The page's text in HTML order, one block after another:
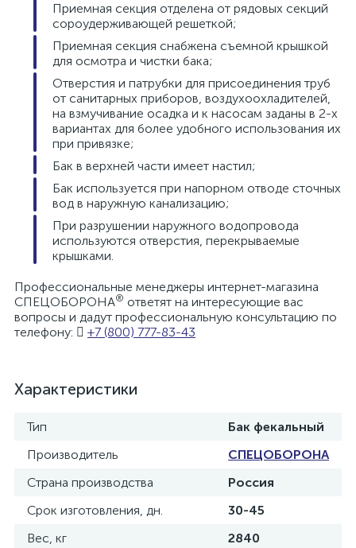
Приемная секция отделена от рядовых секций
сороудерживающей решеткой;
Приемная секция снабжена съемной крышкой
для осмотра и чистки бака;
Отверстия и патрубки для присоединения труб
от санитарных приборов, воздухоохладителей,
на взмучивание осадка и к насосам заданы в 2-х
вариантах для более удобного использования их
при привязке;
Бак в верхней части имеет настил;
Бак используется при напорном отводе сточных
вод в наружную канализацию;
При разрушении наружного водопровода
используются отверстия, перекрываемые
крышками.
Профессиональные менеджеры интернет-магазина
СПЕЦОБОРОНА® ответят на интересующие вас
вопросы и дадут профессиональную консультацию по
телефону:
+7 (800) 777-83-43
Характеристики
Тип
Бак фекальный
Производитель
СПЕЦОБОРОНА
Страна производства
Россия
Срок изготовления, дн.
30-45
Вес, кг
2840